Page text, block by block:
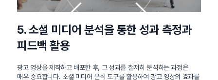
5. 소셜 미디어 분석을 통한 성과 측정과
피드백 활용
광고 영상을 제작하고 배포한 후, 그 성과를 철저히 분석하는 과정은
매우 중요합니다. 소셜 미디어 분석 도구를 활용하여 광고 영상의 효과를